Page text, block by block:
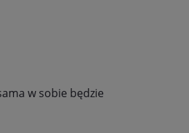
w sobie będzie